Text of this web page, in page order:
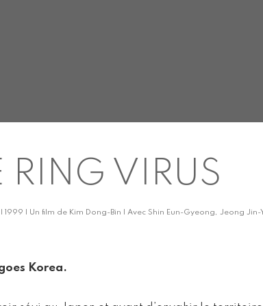
RING VIRUS
1999 | Un film de Kim Dong-Bin | Avec Shin Eun-Gyeong, Jeong Jin-
Korea.